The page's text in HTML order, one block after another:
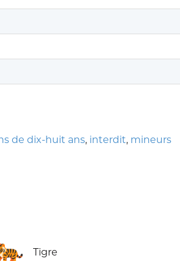
de dix-huit ans, interdit, mineurs
Tigre